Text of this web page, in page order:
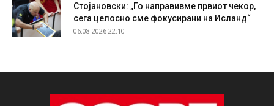
Стојановски: „Го направивме првиот чекор,
сега целосно сме фокусирани на Исланд“
06.08.2026 22:10